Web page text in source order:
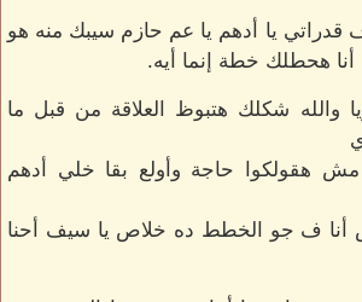
يا أدهم يا عم حازم سيبك منه هو
هحطلك خطة إنما أيه.
والله شكلك هتبوظ العلاقة من قبل ما
حاجة وأولع بقا خلي أدهم
أنا ف جو الخطط ده خلاص يا سيف أحنا